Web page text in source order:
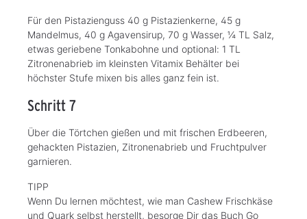
Für den Pistazienguss 40 g Pistazienkerne, 45 g
Mandelmus, 40 g Agavensirup, 70 g Wasser, ¼ TL Salz,
etwas geriebene Tonkabohne und optional: 1 TL
Zitronenabrieb im kleinsten Vitamix Behälter bei
höchster Stufe mixen bis alles ganz fein ist.
Schritt 7
Über die Törtchen gießen und mit frischen Erdbeeren,
gehackten Pistazien, Zitronenabrieb und Fruchtpulver
garnieren.
TIPP
Wenn Du lernen möchtest, wie man Cashew Frischkäse
und Quark selbst herstellt, besorge Dir das Buch Go